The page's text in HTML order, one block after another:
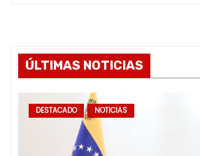
ÚLTIMAS NOTICIAS
DESTACADO NOTICIAS